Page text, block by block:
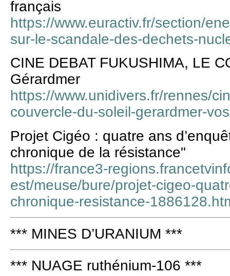
français
https://www.euractiv.fr/section/
sur-le-scandale-des-dechets-
CINE DEBAT FUKUSHIMA, LE
Gérardmer
https://www.unidivers.fr/rennes/
couvercle-du-soleil-gerardmer-
Projet Cigéo : quatre ans
chronique de la résistance"
https://france3-
est/meuse/bure/projet-cigeo-
chronique-resistance-
*** MINES D’URANIUM ***
*** NUAGE ruthénium-106 ***